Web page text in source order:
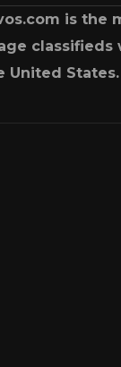
is the
classifieds
United States.